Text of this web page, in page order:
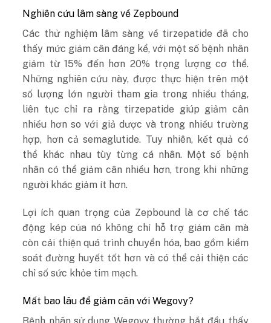
Nghiên cứu lâm sàng về Zepbound
Các thử nghiệm lâm sàng về tirzepatide đã cho
thấy mức giảm cân đáng kể, với một số bệnh nhân
giảm từ 15% đến hơn 20% trọng lượng cơ thể.
Những nghiên cứu này, được thực hiện trên một
số lượng lớn người tham gia trong nhiều tháng,
liên tục chỉ ra rằng tirzepatide giúp giảm cân
nhiều hơn so với giả dược và trong nhiều trường
hợp, hơn cả semaglutide. Tuy nhiên, kết quả có
thể khác nhau tùy từng cá nhân. Một số bệnh
nhân có thể giảm cân nhiều hơn, trong khi những
người khác giảm ít hơn.
Lợi ích quan trọng của Zepbound là cơ chế tác
động kép của nó không chỉ hỗ trợ giảm cân mà
còn cải thiện quá trình chuyển hóa, bao gồm kiểm
soát đường huyết tốt hơn và có thể cải thiện các
chỉ số sức khỏe tim mạch.
Mất bao lâu để giảm cân với Wegovy?